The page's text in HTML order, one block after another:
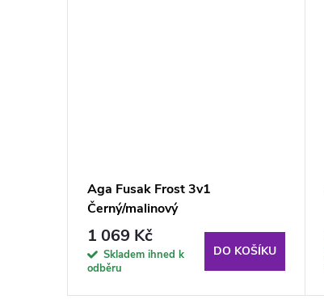
Aga Fusak Frost 3v1
Černý/malinový
1 069 Kč
Skladem ihned k
odběru
DO KOŠÍKU